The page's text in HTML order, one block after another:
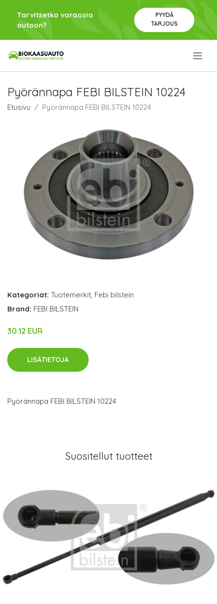
Tarvitsetko varaosia
autoon?
PYYDÄ
TARJOUS
Pyörännapa FEBI BILSTEIN 10224
Etusivu Pyörännapa FEBI BILSTEIN 10224
Kategoriat: Tuotemerkit, Febi bilstein
Brand: FEBI BILSTEIN
30.12 EUR
LISÄTIETOJA
Pyörännapa FEBI BILSTEIN 10224
Suositellut tuotteet